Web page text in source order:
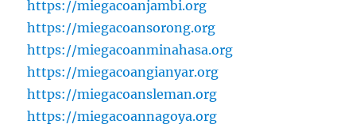
https://miegacoanjambi.org
https://miegacoansorong.org
https://miegacoanminahasa.org
https://miegacoangianyar.org
https://miegacoansleman.org
https://miegacoannagoya.org